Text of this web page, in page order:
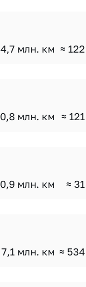
4,7 млн. км ≈
0,8 млн. км ≈
0,9 млн. км ≈
7,1 млн. км ≈